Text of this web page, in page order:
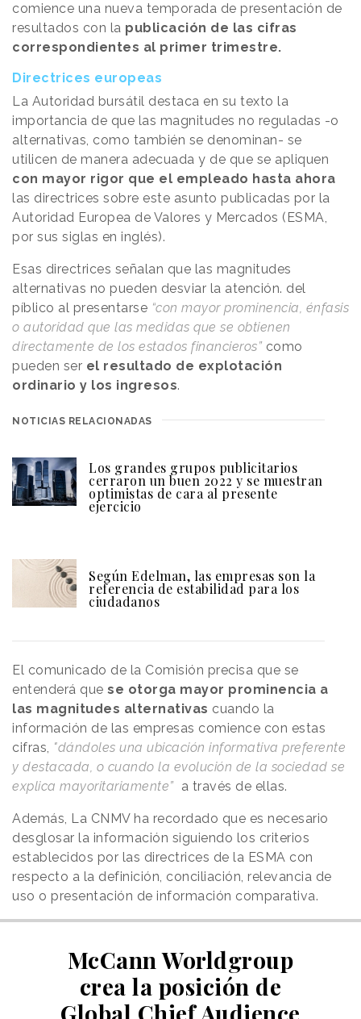
comience una nueva temporada de presentación de
resultados con la publicación de las cifras
correspondientes al primer trimestre.
Directrices europeas
La Autoridad bursátil destaca en su texto la
importancia de que las magnitudes no reguladas -o
alternativas, como también se denominan- se
utilicen de manera adecuada y de que se apliquen
con mayor rigor que el empleado hasta ahora
las directrices sobre este asunto publicadas por la
Autoridad Europea de Valores y Mercados (ESMA,
por sus siglas en inglés).
Esas directrices señalan que las magnitudes
alternativas no pueden desviar la atención. del
píblico al presentarse “con mayor prominencia, énfasis
o autoridad que las medidas que se obtienen
directamente de los estados financieros” como
pueden ser el resultado de explotación
ordinario y los ingresos.
NOTICIAS RELACIONADAS
Los grandes grupos publicitarios
cerraron un buen 2022 y se muestran
optimistas de cara al presente
ejercicio
Según Edelman, las empresas son la
referencia de estabilidad para los
ciudadanos
El comunicado de la Comisión precisa que se
entenderá que se otorga mayor prominencia a
las magnitudes alternativas cuando la
información de las empresas comience con estas
cifras, "dándoles una ubicación informativa preferente
y destacada, o cuando la evolución de la sociedad se
explica mayoritariamente” a través de ellas.
Además, La CNMV ha recordado que es necesario
desglosar la información siguiendo los criterios
establecidos por las directrices de la ESMA con
respecto a la definición, conciliación, relevancia de
uso o presentación de información comparativa.
McCann Worldgroup
crea la posición de